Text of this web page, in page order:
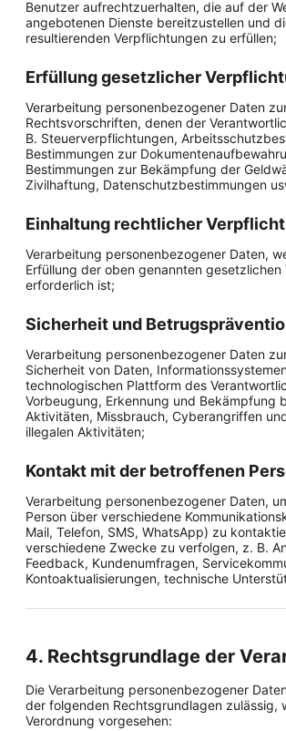
Benutzer aufrechtzuerhalten, die auf der
angebotenen Dienste bereitzustellen und
resultierenden Verpflichtungen zu erfüllen;
Erfüllung gesetzlicher
Verarbeitung personenbezogener Daten
Rechtsvorschriften, denen der
B. Steuerverpflichtungen,
Bestimmungen zur
Bestimmungen zur Bekämpfung der
Zivilhaftung, Datenschutzbestimmungen
Einhaltung rechtlicher
Verarbeitung personenbezogener Daten,
Erfüllung der oben genannten
erforderlich ist;
Sicherheit und
Verarbeitung personenbezogener Daten
Sicherheit von Daten,
technologischen Plattform des
Vorbeugung, Erkennung und Bekämpfung
Aktivitäten, Missbrauch, Cyberangriffen
illegalen Aktivitäten;
Kontakt mit der betroffenen
Verarbeitung personenbezogener Daten,
Person über verschiedene
Mail, Telefon, SMS, WhatsApp) zu
verschiedene Zwecke zu verfolgen, z. B.
Feedback, Kundenumfragen,
Kontoaktualisierungen, technische
4. Rechtsgrundlage der
Die Verarbeitung personenbezogener
der folgenden Rechtsgrundlagen zulässig,
Verordnung vorgesehen: